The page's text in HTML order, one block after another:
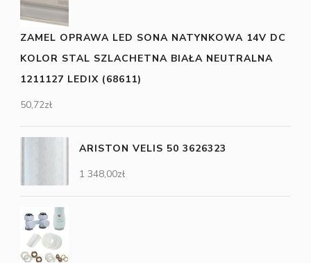
ZAMEL OPRAWA LED SONA NATYNKOWA 14V DC
KOLOR STAL SZLACHETNA BIAŁA NEUTRALNA
1211127 LEDIX (68611)
50,72zł
ARISTON VELIS 50 3626323
1 348,00zł